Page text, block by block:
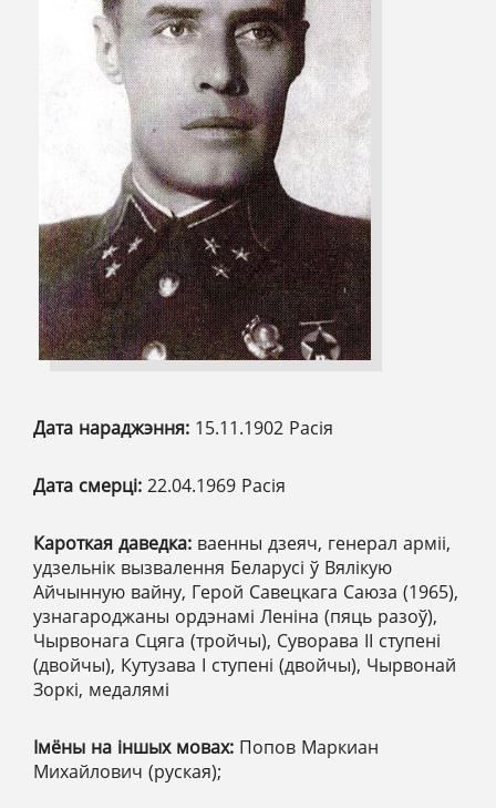
Дата нараджэння: 15.11.1902 Расія
Дата смерці: 22.04.1969 Расія
Кароткая даведка: ваенны дзеяч, генерал арміі,
удзельнік вызвалення Беларусі ў Вялікую
Айчынную вайну, Герой Савецкага Саюза (1965),
узнагароджаны ордэнамі Леніна (пяць разоў),
Чырвонага Сцяга (тройчы), Суворава ІІ ступені
(двойчы), Кутузава І ступені (двойчы), Чырвонай
Зоркі, медалямі
Імёны на іншых мовах: Попов Маркиан
Михайлович (руская);